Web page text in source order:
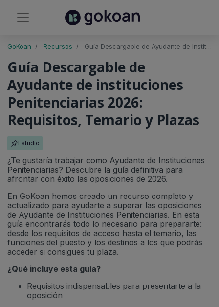
GoKoan Recursos Guía Descargable de Ayudante de Instituciones Penitenciarias 2026: Requisitos, Temario y Plazas
Guía Descargable de
Ayudante de instituciones
Penitenciarias 2026:
Requisitos, Temario y Plazas
Estudio
¿Te gustaría trabajar como Ayudante de Instituciones
Penitenciarias? Descubre la guía definitiva para
afrontar con éxito las oposiciones de 2026.
En GoKoan hemos creado un recurso completo y
actualizado para ayudarte a superar las oposiciones
de Ayudante de Instituciones Penitenciarias. En esta
guía encontrarás todo lo necesario para prepararte:
desde los requisitos de acceso hasta el temario, las
funciones del puesto y los destinos a los que podrás
acceder si consigues tu plaza.
¿Qué incluye esta guía?
Requisitos indispensables para presentarte a la
oposición